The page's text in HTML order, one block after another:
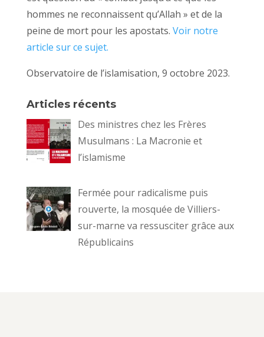
hommes ne reconnaissent qu’Allah » et de la
peine de mort pour les apostats. Voir notre
article sur ce sujet.
Observatoire de l’islamisation, 9 octobre 2023.
Articles récents
Des ministres chez les Frères
Musulmans : La Macronie et
l’islamisme
Fermée pour radicalisme puis
rouverte, la mosquée de Villiers-
sur-marne va ressusciter grâce aux
Républicains